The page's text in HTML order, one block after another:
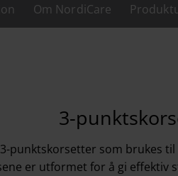
Om NordiCare
3-
punktskorsetter som brukes
er utformet for å gi effektiv